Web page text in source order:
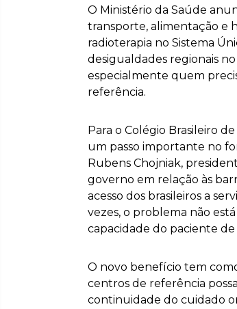
O Ministério da Saúde
transporte, alimentação e
radioterapia no Sistema
desigualdades regionais
especialmente quem
referência.
Para o Colégio Brasileiro
um passo importante no
Rubens Chojniak,
governo em relação às
acesso dos brasileiros a
vezes, o problema não
capacidade do paciente
O novo benefício tem
centros de referência
continuidade do cuidado